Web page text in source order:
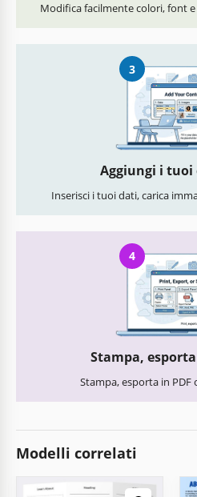
Modifica facilmente colori, font
3
Aggiungi i
Inserisci i tuoi dati, carica
4
Stampa,
Stampa, esporta in
Modelli correlati